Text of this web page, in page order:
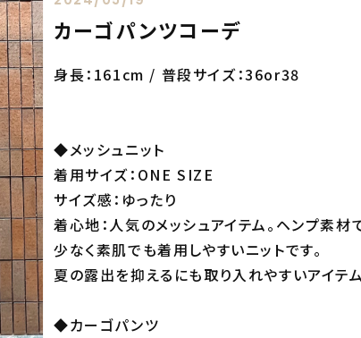
カーゴパンツコーデ
身長：161cm / 普段サイズ：36or38
◆メッシュニット
着用サイズ：ONE SIZE
サイズ感：ゆったり
着心地：人気のメッシュアイテム。ヘンプ素
少なく素肌でも着用しやすいニットです。
夏の露出を抑えるにも取り入れやすいアイテム
◆カーゴパンツ